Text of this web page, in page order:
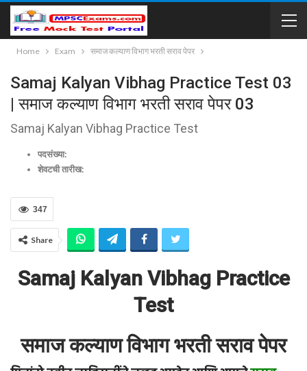
Home Exam समाज कल्याण विभाग भरती सराव पेपर
Samaj Kalyan Vibhag Practice Test 03
| समाज कल्याण विभाग भरती सराव पेपर 03
Samaj Kalyan Vibhag Practice Test
पदसंख्या:
शेवटची तारीख:
347
Share
Samaj Kalyan Vibhag Practice
Test
समाज कल्याण विभाग भरती सराव पेपर